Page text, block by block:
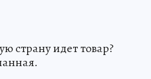
страну идет товар?